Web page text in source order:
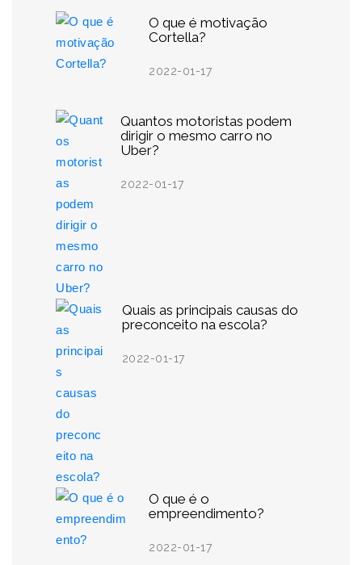
O que é motivação
Cortella?
2022-01-17
Quantos motoristas podem
dirigir o mesmo carro no
Uber?
2022-01-17
Quais as principais causas do
preconceito na escola?
2022-01-17
O que é o
empreendimento?
2022-01-17